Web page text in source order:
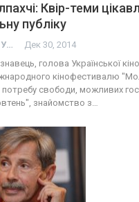
Квір-теми
публіку
ГЕЙ-АЛЬЯНС УКРАИНА Дек 30, 2014
голова Української
кінофестивалю
потребу свободи, можливих
знайомство з…